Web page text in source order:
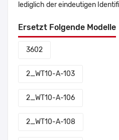
lediglich der eindeutigen
Ersetzt Folgende Modelle
3602
2_WT10-A-103
2_WT10-A-106
2_WT10-A-108